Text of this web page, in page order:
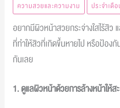
ความสวยและความงาม ประจำเดื
อยากมีผิวหน้าสวยกระจ่างใสไร้สิว
ที่ทำให้สิวที่เกิดขึ้นหายไป หรือป้อง
กันเลย
1. ดูแลผิวหน้าด้วยการล้างหน้าให้ส